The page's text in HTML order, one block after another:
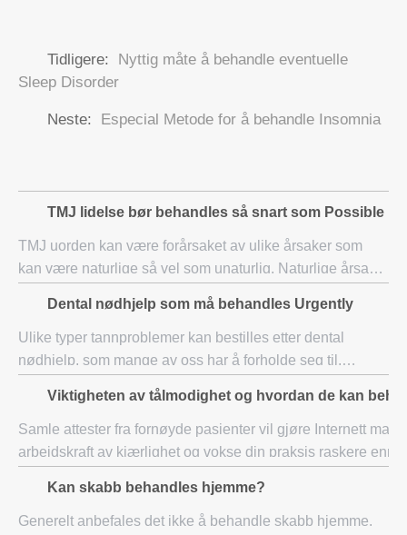
Tidligere:
Nyttig måte å behandle eventuelle
Sleep Disorder
Neste: Especial Metode for å behandle Insomnia
TMJ lidelse bør behandles så snart som Possible
TMJ uorden kan være forårsaket av ulike årsaker som
kan være naturlige så vel som unaturlig. Naturlige årsaker
puste ordentlig. På den annen
Dental nødhjelp som må behandles Urgently
Ulike typer tannproblemer kan bestilles etter dental
nødhjelp, som mange av oss har å forholde seg til.
det som forårsaker tann nødhjelp Queens.
Viktigheten av tålmodighet og hvordan de kan
Samle attester fra fornøyde pasienter vil gjøre Internett
arbeidskraft av kjærlighet og vokse din praksis raskere enn
Kan skabb behandles hjemme?
Generelt anbefales det ikke å behandle skabb hjemme.